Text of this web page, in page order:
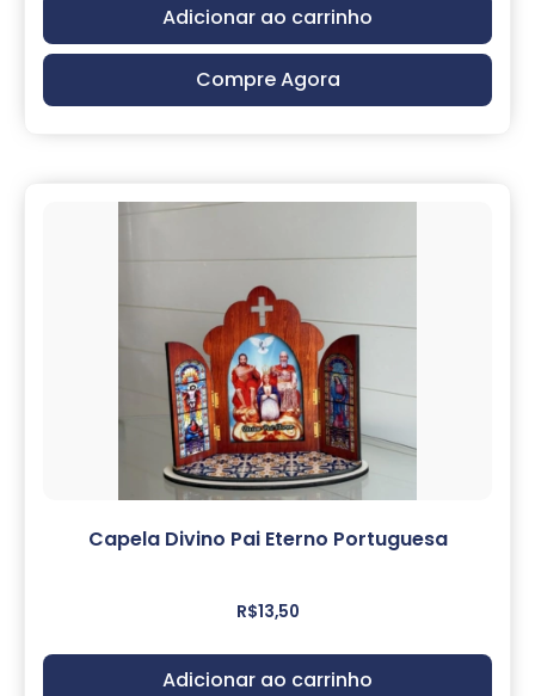
Adicionar ao carrinho
Compre Agora
Capela Divino Pai Eterno Portuguesa
R$13,50
Adicionar ao carrinho